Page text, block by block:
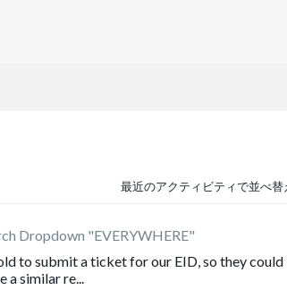
最近のアクティビティで並べ
Dropdown "EVERYWHERE"
to submit a ticket for our EID, so they could
a similar re...